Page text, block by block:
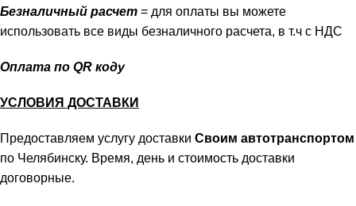
Безналичный расчет = для оплаты вы можете
использовать все виды безналичного расчета, в т.ч с НДС
Оплата по QR коду
УСЛОВИЯ ДОСТАВКИ
Предоставляем услугу доставки Своим автотранспортом
по Челябинску. Время, день и стоимость доставки
договорные.